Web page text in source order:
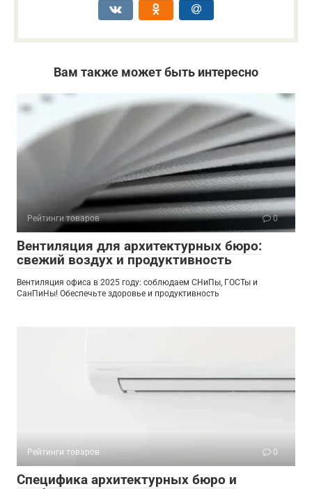
Вам также может быть интересно
Рейтинги товаров 0
Вентиляция для архитектурных бюро:
свежий воздух и продуктивность
Вентиляция офиса в 2025 году: соблюдаем СНиПы, ГОСТы и
СанПиНы! Обеспечьте здоровье и продуктивность
Рейтинги товаров 0
Специфика архитектурных бюро и